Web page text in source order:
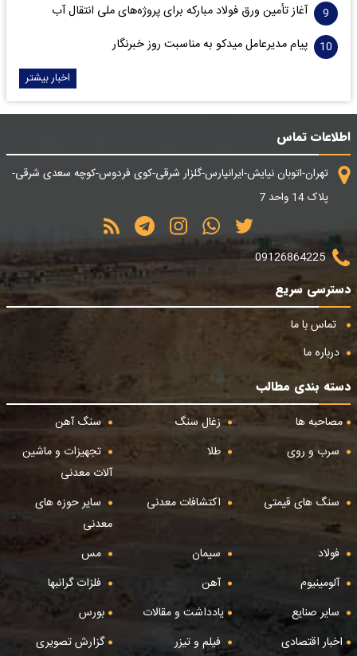
آغاز تأمین ورق فولاد مبارکه برای پروژه‌های ملی انتقال آب
پیام مدیرعامل میدکو به مناسبت روز خبرنگار
اخبار بیشتر
اطلاعات تماس
تهران-اتوبان نیایش-ایرانپارس-گلزار شرقی-کوی فردوس-کوچه سعدی شرقی-
پلاک 14 واحد 7
09126864225
دسترسی سریع
تماس با ما
درباره ما
دسته بندی مطالب
مصاحبه ها
زغال سنگ
سنگ آهن
سرب و روی
طلا
تجهیزات و ماشین
آلات معدنی
سنگ های قیمتی
اکتشافات معدنی
سایر حوزه های
معدنی
فولاد
سیمان
مس
آلومینیوم
آهن
فلزات گرانبها
سایر صنایع
یادداشت و مقالات
بورس
اخبار اقتصادی
فیلم و تیزر گزارش تصویری